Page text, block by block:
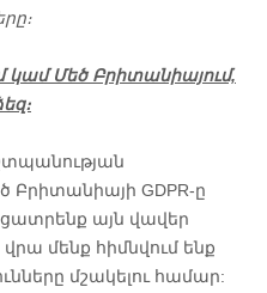
կամ Մեծ Բրիտանիայում,
Բրիտանիայի GDPR-ը
այն վավեր
մենք հիմնվում ենք
մշակելու համար: